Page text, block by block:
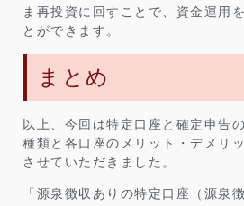
ま再投資に回すことで、資金運用
とができます。
まとめ
以上、今回は特定口座と確定申告
種類と各口座のメリット・デメリ
させていただきました。
「源泉徴収ありの特定口座（源泉